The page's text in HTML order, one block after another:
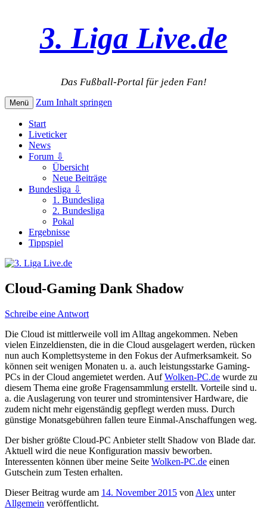
3. Liga Live.de
Das Fußball-Portal für jeden Fan!
Menü Zum Inhalt springen
Start
Liveticker
News
Forum ⇩
Übersicht
Neue Beiträge
Bundesliga ⇩
1. Bundesliga
2. Bundesliga
Pokal
Ergebnisse
Tippspiel
Cloud-Gaming Dank Shadow
Schreibe eine Antwort
Die Cloud ist mittlerweile voll im Alltag angekommen. Neben
vielen Einzeldiensten, die in die Cloud ausgelagert werden, rücken
nun auch Komplettsysteme in den Fokus der Aufmerksamkeit. So
können seit wenigen Monaten u. a. auch leistungsstarke Gaming-
PCs in der Cloud angemietet werden. AufWolken-PC.de wurde zu
diesem Thema eine große Fragensammlung erstellt. Vorteile sind u.
a. die Auslagerung von teurer und stromintensiver Hardware, die
zudem nicht mehr eigenständig gepflegt werden muss. Durch
günstige Monatsgebühren fallen teure Einmal-Anschaffungen weg.
Der bisher größte Cloud-PC Anbieter stellt Shadow von Blade dar.
Aktuell wird die neue Konfiguration massiv beworben.
Interessenten können über meine Seite Wolken-PC.de einen
Gutschein zum Testen erhalten.
Dieser Beitrag wurde am 14. November 2015 von Alex unter
Allgemein veröffentlicht.